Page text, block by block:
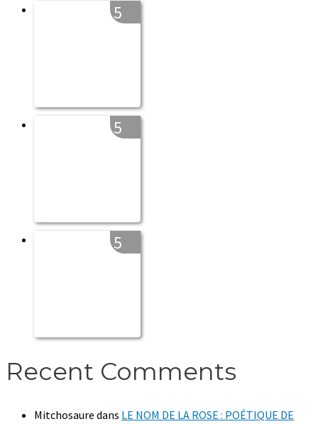
5
5
5
Recent Comments
Mitchosaure dans LE NOM DE LA ROSE : POÉTIQUE DE